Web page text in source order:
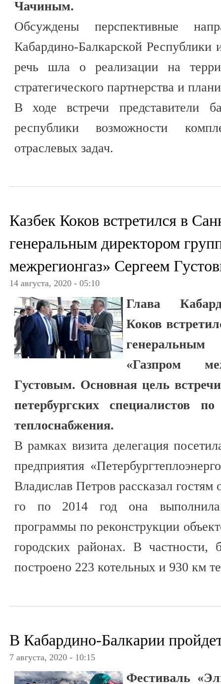
Чачиным.
Обсуждены перспективные
Кабардино-Балкарской Республики
речь шла о реализации на
стратегического партнерства и
В ходе встречи представители
республики возможности
отраслевых задач.
Казбек Коков встретился в
генеральным директором
межрегионгаз» Сергеем
14 августа, 2020 - 05:10
Глава
Коков
«Газпром
Густовым. Основная цель
петербургских специалистов
теплоснабжения.
В рамках визита делегация
предприятия
Владислав Петров рассказал
го по 2014 год она выполнила
программы по реконструкции
городских районах. В частности,
построено 223 котельных и 930 км
В Кабардино-Балкарии
7 августа, 2020 - 10:15
Фестиваль